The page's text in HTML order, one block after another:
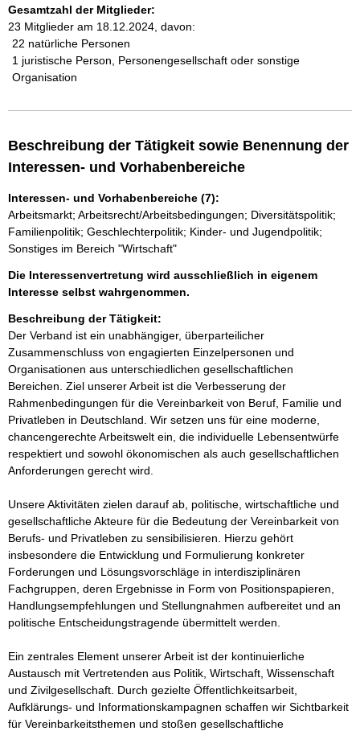
Gesamtzahl der Mitglieder:
23 Mitglieder am 18.12.2024, davon:
22 natürliche Personen
1 juristische Person, Personengesellschaft oder sonstige
Organisation
Beschreibung der Tätigkeit sowie Benennung der
Interessen- und Vorhabenbereiche
Interessen- und Vorhabenbereiche (7):
Arbeitsmarkt; Arbeitsrecht/Arbeitsbedingungen; Diversitätspolitik;
Familienpolitik; Geschlechterpolitik; Kinder- und Jugendpolitik;
Sonstiges im Bereich "Wirtschaft"
Die Interessenvertretung wird ausschließlich in eigenem
Interesse selbst wahrgenommen.
Beschreibung der Tätigkeit:
Der Verband ist ein unabhängiger, überparteilicher
Zusammenschluss von engagierten Einzelpersonen und
Organisationen aus unterschiedlichen gesellschaftlichen
Bereichen. Ziel unserer Arbeit ist die Verbesserung der
Rahmenbedingungen für die Vereinbarkeit von Beruf, Familie und
Privatleben in Deutschland. Wir setzen uns für eine moderne,
chancengerechte Arbeitswelt ein, die individuelle Lebensentwürfe
respektiert und sowohl ökonomischen als auch gesellschaftlichen
Anforderungen gerecht wird.
Unsere Aktivitäten zielen darauf ab, politische, wirtschaftliche und
gesellschaftliche Akteure für die Bedeutung der Vereinbarkeit von
Berufs- und Privatleben zu sensibilisieren. Hierzu gehört
insbesondere die Entwicklung und Formulierung konkreter
Forderungen und Lösungsvorschläge in interdisziplinären
Fachgruppen, deren Ergebnisse in Form von Positionspapieren,
Handlungsempfehlungen und Stellungnahmen aufbereitet und an
politische Entscheidungstragende übermittelt werden.
Ein zentrales Element unserer Arbeit ist der kontinuierliche
Austausch mit Vertretenden aus Politik, Wirtschaft, Wissenschaft
und Zivilgesellschaft. Durch gezielte Öffentlichkeitsarbeit,
Aufklärungs- und Informationskampagnen schaffen wir Sichtbarkeit
für Vereinbarkeitsthemen und stoßen gesellschaftliche